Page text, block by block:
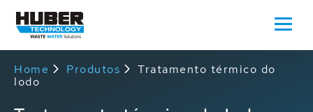
Home Produtos
Tratamento térmico do
lodo